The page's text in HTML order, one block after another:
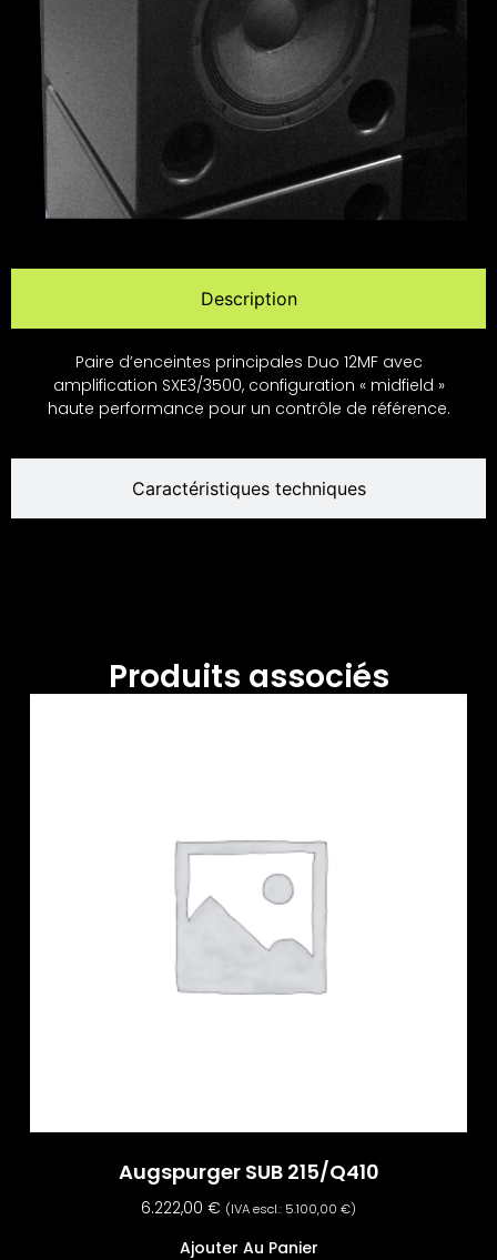
Description
Caractéristiques techniques
Paire d’enceintes principales Duo 12MF avec
amplification SXE3/3500, configuration « midfield »
haute performance pour un contrôle de référence.
Produits associés
Augspurger SUB 215/Q410
6.222,00 € (IVA escl.: 5.100,00 €)
Ajouter Au Panier